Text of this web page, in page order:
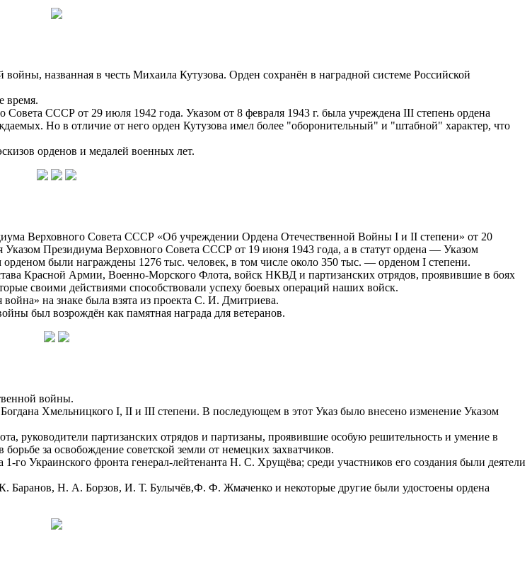
названная в честь Михаила Кутузова. Орден сохранён в наградной системе Российской
время.
СССР от 29 июля 1942 года. Указом от 8 февраля 1943 г. была учреждена III степень ордена
Но в отличие от него орден Кутузова имел более "оборонительный" и "штабной" характер, что
орденов и медалей военных лет.
Верховного Совета СССР «Об учреждении Ордена Отечественной Войны I и II степени» от 20
Президиума Верховного Совета СССР от 19 июня 1943 года, а в статут ордена — Указом
были награждены 1276 тыс. человек, в том числе около 350 тыс. — орденом I степени.
Красной Армии, Военно-Морского Флота, войск НКВД и партизанских отрядов, проявившие в боях
своими действиями способствовали успеху боевых операций наших войск.
на знаке была взята из проекта С. И. Дмитриева.
был возрождён как памятная награда для ветеранов.
войны.
Хмельницкого I, II и III степени. В последующем в этот Указ было внесено изменение Указом
партизанских отрядов и партизаны, проявившие особую решительность и умение в
за освобождение советской земли от немецких захватчиков.
Украинского фронта генерал-лейтенанта Н. С. Хрущёва; среди участников его создания были деятели
Баранов, Н. А. Борзов, И. Т. Булычёв,Ф. Ф. Жмаченко и некоторые другие были удостоены ордена